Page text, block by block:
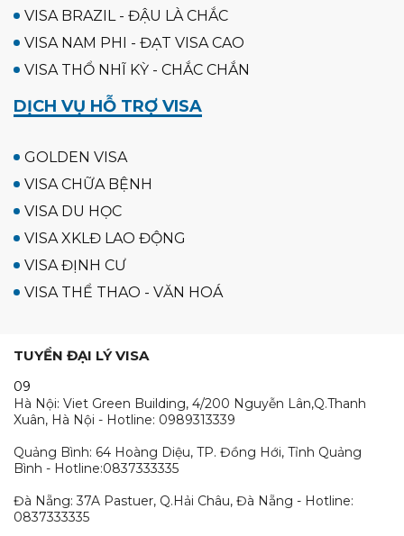
VISA BRAZIL - ĐẬU LÀ CHẮC
VISA NAM PHI - ĐẠT VISA CAO
VISA THỔ NHĨ KỲ - CHẮC CHẮN
DỊCH VỤ HỖ TRỢ VISA
GOLDEN VISA
VISA CHỮA BỆNH
VISA DU HỌC
VISA XKLĐ LAO ĐỘNG
VISA ĐỊNH CƯ
VISA THỂ THAO - VĂN HOÁ
TUYỂN ĐẠI LÝ VISA
09
Hà Nội: Viet Green Building, 4/200 Nguyễn Lân,Q.Thanh
Xuân, Hà Nội - Hotline: 0989313339
Quảng Bình: 64 Hoàng Diệu, TP. Đồng Hới, Tỉnh Quảng
Bình - Hotline:0837333335
Đà Nẵng: 37A Pastuer, Q.Hải Châu, Đà Nẵng - Hotline:
0837333335